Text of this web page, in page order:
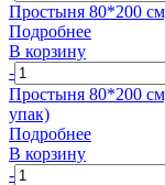
Простыня 80*200
Подробнее
В корзину
-
Простыня 80*200
упак)
Подробнее
В корзину
-